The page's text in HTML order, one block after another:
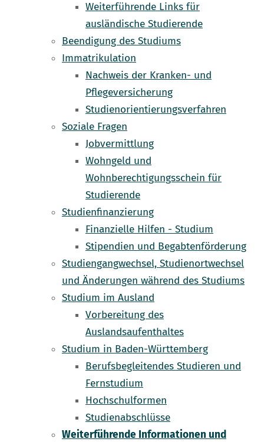
Weiterführende Links für
ausländische Studierende
Beendigung des Studiums
Immatrikulation
Nachweis der Kranken- und
Pflegeversicherung
Studienorientierungsverfahren
Soziale Fragen
Jobvermittlung
Wohngeld und
Wohnberechtigungsschein für
Studierende
Studienfinanzierung
Finanzielle Hilfen - Studium
Stipendien und Begabtenförderung
Studiengangwechsel, Studienortwechsel
und Änderungen während des Studiums
Studium im Ausland
Vorbereitung des
Auslandsaufenthaltes
Studium in Baden-Württemberg
Berufsbegleitendes Studieren und
Fernstudium
Hochschulformen
Studienabschlüsse
Weiterführende Informationen und